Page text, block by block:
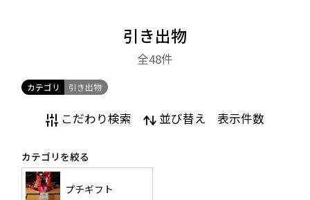
引き出物の予算・相場
贈る相手に合わせた選び方
や親類の方から高額なお祝いをいただく場合がありま
す。そんな時には相場にこだわらずに、自分達の可能な
範囲でお返ししても大丈夫です。
引き出物
全48件
カテゴリ 引き出物
こだわり検索 並び替え 表示件数
カテゴリを絞る
プチギフト